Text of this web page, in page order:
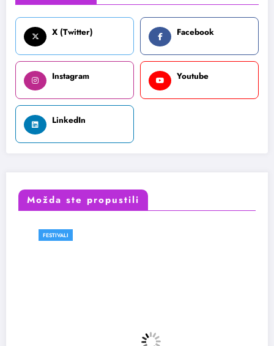
X (Twitter) Facebook
Instagram Youtube
LinkedIn
Možda ste propustili